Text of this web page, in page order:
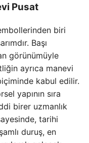
Pusat
biri
Başı
görünümüyle
ayrıca manevi
kabul edilir.
yapının sıra
birer uzmanlık
tarihi
duruş, en